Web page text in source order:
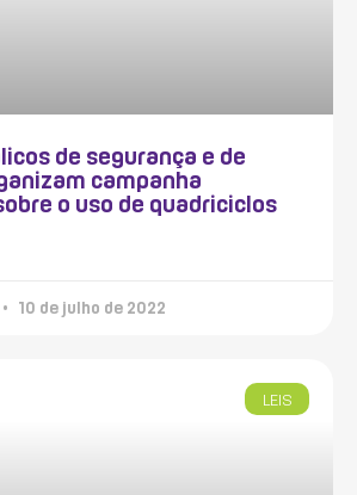
de segurança e de
campanha
o uso de quadriciclos
10 de julho de 2022
LEIS